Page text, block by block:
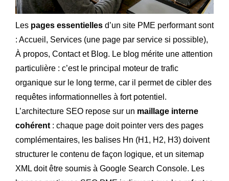
Les pages essentielles d’un site PME performant sont
: Accueil, Services (une page par service si possible),
À propos, Contact et Blog. Le blog mérite une attention
particulière : c’est le principal moteur de trafic
organique sur le long terme, car il permet de cibler des
requêtes informationnelles à fort potentiel.
L’architecture SEO repose sur un maillage interne
cohérent: chaque page doit pointer vers des pages
complémentaires, les balises Hn (H1, H2, H3) doivent
structurer le contenu de façon logique, et un sitemap
XML doit être soumis à Google Search Console. Les